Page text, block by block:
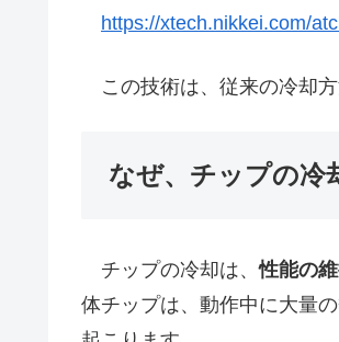
https://xtech.nikkei.com/
この技術は、従来の冷却方
なぜ、チップの冷
チップの冷却は、性能の
体チップは、動作中に大量